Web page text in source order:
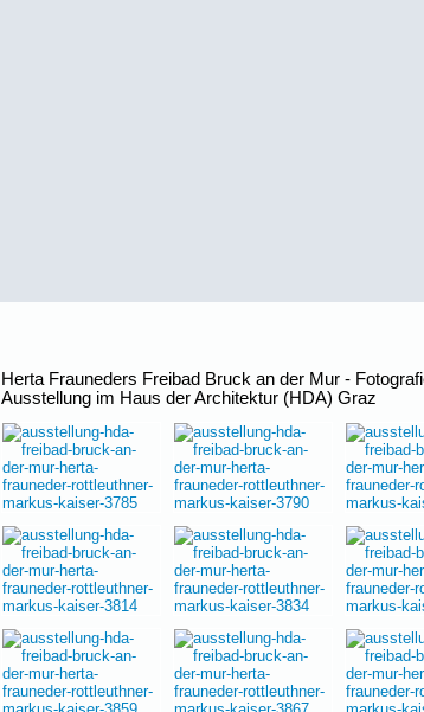
Herta Frauneders Freibad Bruck an der Mur -
Ausstellung im Haus der Architektur (HDA) Graz